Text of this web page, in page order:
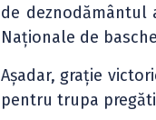
de deznodământul
Naționale de
Așadar, grație
pentru trupa